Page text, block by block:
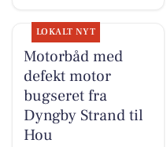
LOKALT NYT
Motorbåd med
defekt motor
bugseret fra
Dyngby Strand til
Hou